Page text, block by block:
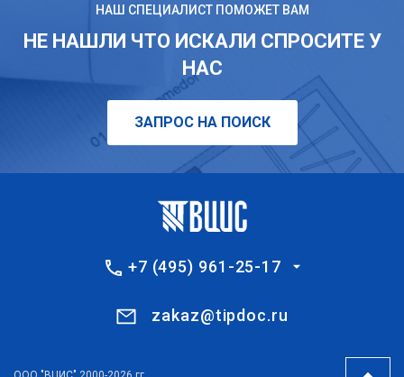
НАШ СПЕЦИАЛИСТ ПОМОЖЕТ ВАМ
НЕ НАШЛИ ЧТО ИСКАЛИ СПРОСИТЕ У
НАС
ЗАПРОС НА ПОИСК
+7 (495) 961-25-17
zakaz@tipdoc.ru